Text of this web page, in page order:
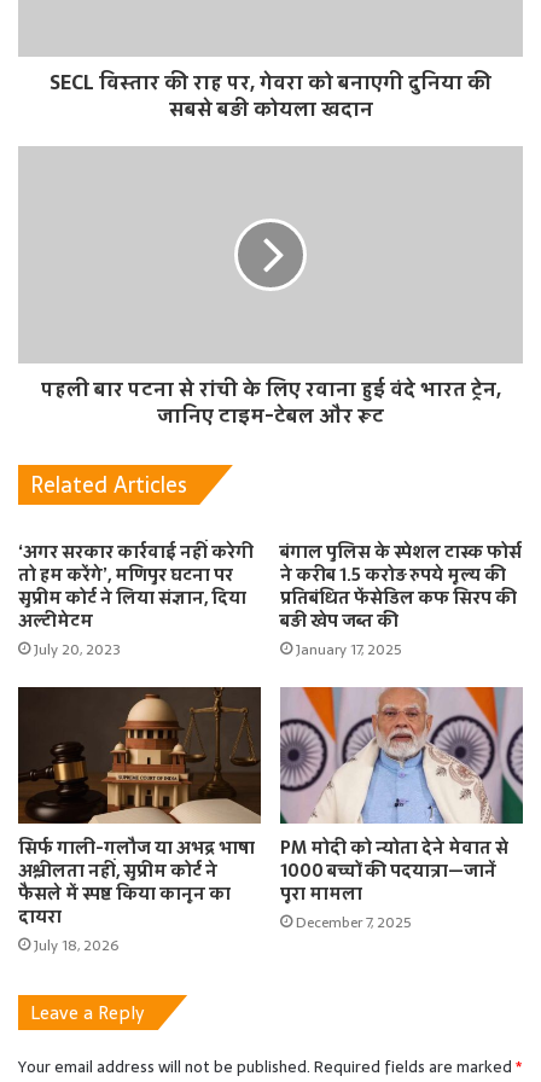
SECL विस्तार की राह पर, गेवरा को बनाएगी दुनिया की
सबसे बड़ी कोयला खदान
पहली बार पटना से रांची के लिए रवाना हुई वंदे भारत ट्रेन,
जानिए टाइम-टेबल और रूट
Related Articles
‘अगर सरकार कार्रवाई नहीं करेगी
तो हम करेंगे’, मणिपुर घटना पर
सुप्रीम कोर्ट ने लिया संज्ञान, दिया
अल्टीमेटम
July 20, 2023
बंगाल पुलिस के स्पेशल टास्क फोर्स
ने करीब 1.5 करोड़ रुपये मूल्य की
प्रतिबंधित फेंसेडिल कफ सिरप की
बड़ी खेप जब्त की
January 17, 2025
सिर्फ गाली-गलौज या अभद्र भाषा
अश्लीलता नहीं, सुप्रीम कोर्ट ने
फैसले में स्पष्ट किया कानून का
दायरा
July 18, 2026
PM मोदी को न्योता देने मेवात से
1000 बच्चों की पदयात्रा—जानें
पूरा मामला
December 7, 2025
Leave a Reply
Your email address will not be published.Required fields are marked*